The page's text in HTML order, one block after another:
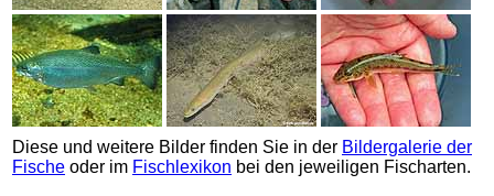
Diese und weitere Bilder finden Sie in der Bildergalerie der
Fische oder im Fischlexikon bei den jeweiligen Fischarten.